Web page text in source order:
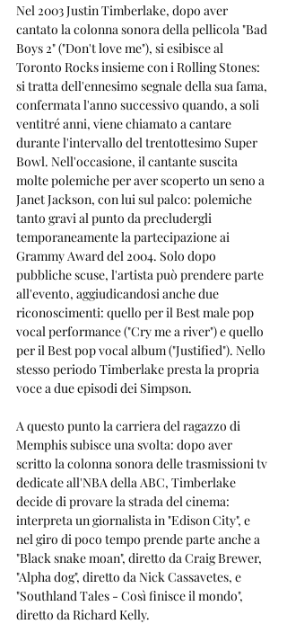
Nel 2003 Justin Timberlake, dopo aver
cantato la colonna sonora della pellicola "Bad
Boys 2" ("Don't love me"), si esibisce al
Toronto Rocks insieme con i Rolling Stones:
si tratta dell'ennesimo segnale della sua fama,
confermata l'anno successivo quando, a soli
ventitré anni, viene chiamato a cantare
durante l'intervallo del trentottesimo Super
Bowl. Nell'occasione, il cantante suscita
molte polemiche per aver scoperto un seno a
Janet Jackson, con lui sul palco: polemiche
tanto gravi al punto da precludergli
temporaneamente la partecipazione ai
Grammy Award del 2004. Solo dopo
pubbliche scuse, l'artista può prendere parte
all'evento, aggiudicandosi anche due
riconoscimenti: quello per il Best male pop
vocal performance ("Cry me a river") e quello
per il Best pop vocal album ("Justified"). Nello
stesso periodo Timberlake presta la propria
voce a due episodi dei Simpson.
A questo punto la carriera del ragazzo di
Memphis subisce una svolta: dopo aver
scritto la colonna sonora delle trasmissioni tv
dedicate all'NBA della ABC, Timberlake
decide di provare la strada del cinema:
interpreta un giornalista in "Edison City", e
nel giro di poco tempo prende parte anche a
"Black snake moan", diretto da Craig Brewer,
"Alpha dog", diretto da Nick Cassavetes, e
"Southland Tales - Così finisce il mondo",
diretto da Richard Kelly.